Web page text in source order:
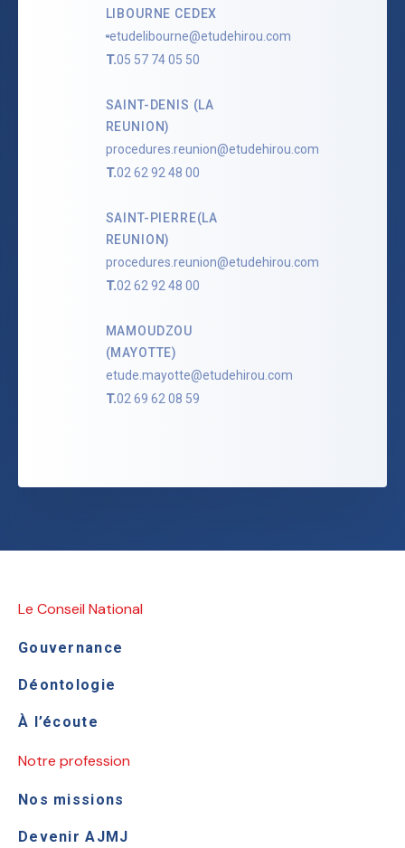
LIBOURNE CEDEX
etudelibourne@etudehirou.com
T.05 57 74 05 50
SAINT-DENIS (LA
REUNION)
procedures.reunion@etudehirou.com
T.02 62 92 48 00
SAINT-PIERRE(LA
REUNION)
procedures.reunion@etudehirou.com
T.02 62 92 48 00
MAMOUDZOU
(MAYOTTE)
etude.mayotte@etudehirou.com
T.02 69 62 08 59
Le Conseil National
Gouvernance
Déontologie
À l’écoute
Notre profession
Nos missions
Devenir AJMJ